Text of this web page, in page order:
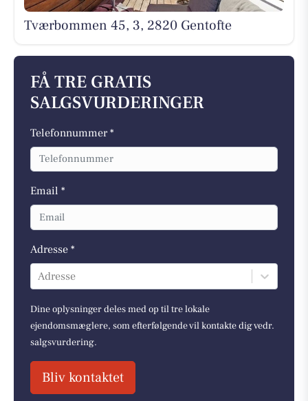
Tværbommen 45, 3, 2820 Gentofte
FÅ TRE GRATIS
SALGSVURDERINGER
Telefonnummer *
Email *
Adresse *
Adresse
Dine oplysninger deles med op til tre lokale
ejendomsmæglere, som efterfølgende vil kontakte dig vedr.
salgsvurdering.
Bliv kontaktet